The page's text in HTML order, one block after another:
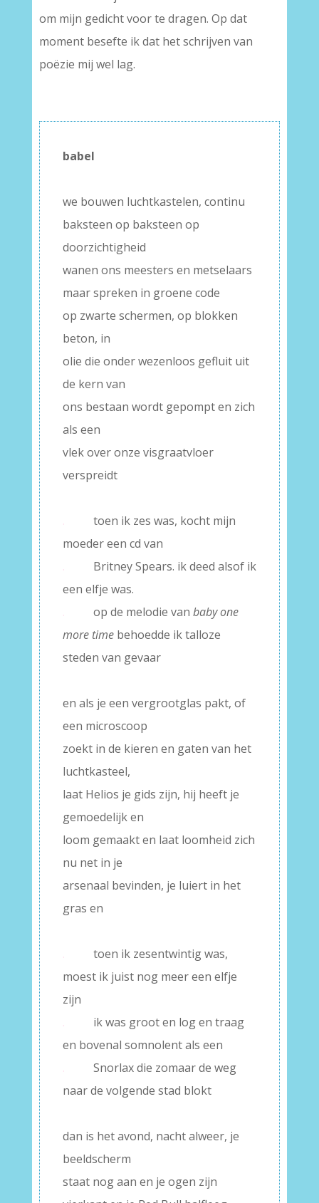
om mijn gedicht voor te dragen. Op dat
moment besefte ik dat het schrijven van
poëzie mij wel lag.
babel
we bouwen luchtkastelen, continu
baksteen op baksteen op
doorzichtigheid
wanen ons meesters en metselaars
maar spreken in groene code
op zwarte schermen, op blokken
beton, in
olie die onder wezenloos gefluit uit
de kern van
ons bestaan wordt gepompt en zich
als een
vlek over onze visgraatvloer
verspreidt
.
toen ik zes was, kocht mijn
moeder een cd van
.
Britney Spears. ik deed alsof ik
een elfje was.
.
op de melodie van baby one
more timebehoedde ik talloze
steden van gevaar
en als je een vergrootglas pakt, of
een microscoop
zoekt in de kieren en gaten van het
luchtkasteel,
laat Helios je gids zijn, hij heeft je
gemoedelijk en
loom gemaakt en laat loomheid zich
nu net in je
arsenaal bevinden, je luiert in het
gras en
.
toen ik zesentwintig was,
moest ik juist nog meer een elfje
zijn
.
ik was groot en log en traag
en bovenal somnolent als een
.
Snorlax die zomaar de weg
naar de volgende stad blokt
dan is het avond, nacht alweer, je
beeldscherm
staat nog aan en je ogen zijn